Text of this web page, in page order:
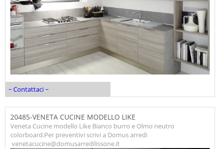
~ Contattaci ~
20485-VENETA CUCINE MODELLO LIKE
Veneta Cucine modello Like Bianco burro e Olmo neutro
colorboard.Per preventivi scrivi a Domus arredi
venetacucine@domusarredilissone.it